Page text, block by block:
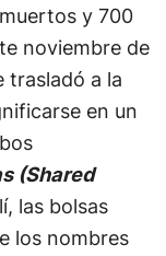
y 700
noviembre de
trasladó a la
en un
(Shared
las bolsas
los nombres